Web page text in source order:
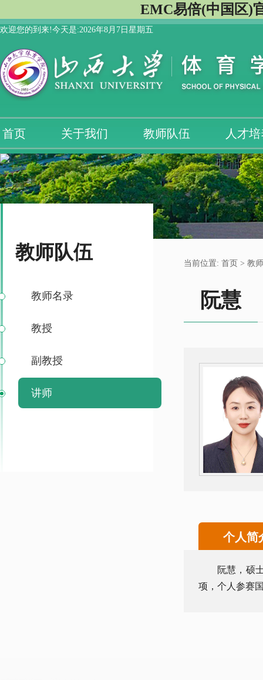
EMC易倍(中国区)
欢迎您的到来!今天是:2026年8月7日星期五
首页 关于我们 教师队伍 人才
教师队伍
教师名录
教授
副教授
讲师
当前位置: 首页 > 教
阮慧
个人简
阮慧，硕
项，个人参赛